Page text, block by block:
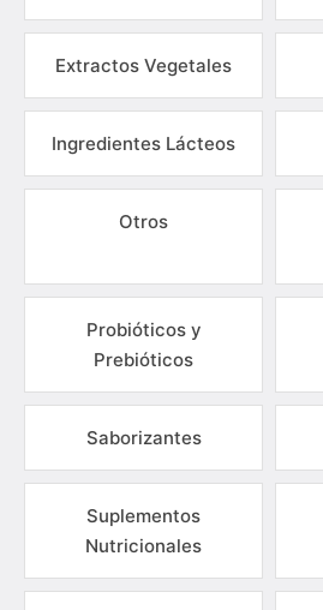
Extractos Vegetales
Ingredientes Lácteos
Otros
Probióticos y
Prebióticos
Saborizantes
Suplementos
Nutricionales